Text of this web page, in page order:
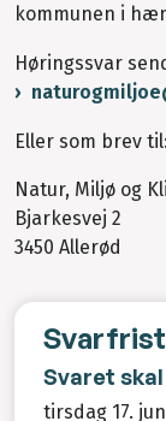
kommunen i
Høringssvar
Eller som brev til:
Natur, Miljø og
Bjarkesvej 2
3450 Allerød
Svarfrist
Svaret
tirsdag 17.